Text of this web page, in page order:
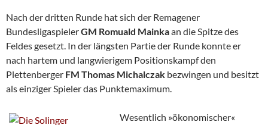
Nach der dritten Runde hat sich der Remagener
BundesligaspielerGM Romuald Mainkaan die Spitze des
Feldes gesetzt. In der längsten Partie der Runde konnte er
nach hartem und langwierigem Positionskampf den
Plettenberger FM Thomas Michalczak bezwingen und besitzt
als einziger Spieler das Punktemaximum.
Wesentlich »ökonomischer«